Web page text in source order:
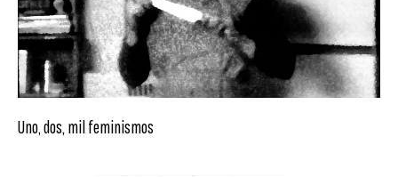
Uno, dos, mil feminismos